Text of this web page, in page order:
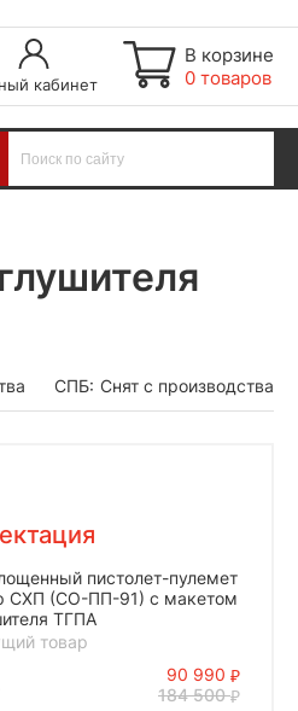
кабинет
В корзине
0 товаров
СПБ: Снят с производства
пистолет-пулемет
СХП (СО-ПП-91) с макетом
ТГПА
товар
90 990
184 500